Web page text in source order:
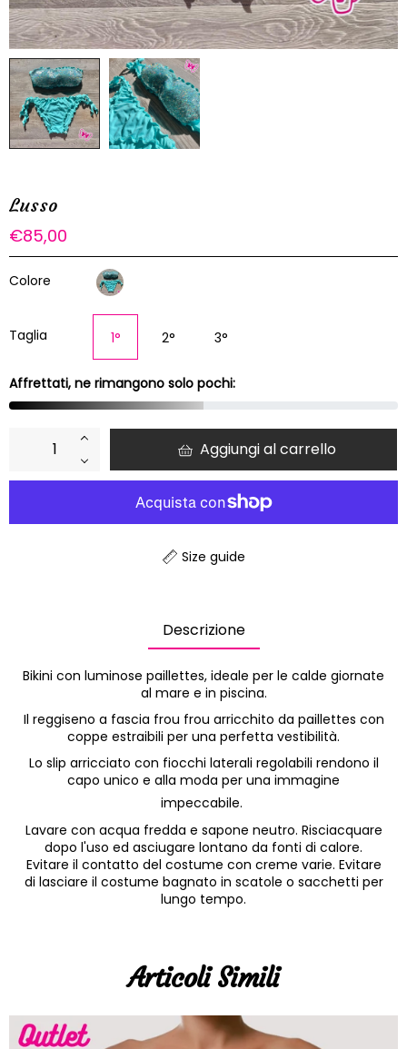
Lusso
Prezzo
€85,00
Colore
Taglia 1° 2° 3°
Affrettati, ne rimangono solo pochi:
−
+ Aggiungi al carrello
Size guide
Descrizione
Bikini con luminose paillettes, ideale per le calde giornate
al mare e in piscina.
Il reggiseno a fascia frou frou arricchito da paillettes con
coppe estraibili per una perfetta vestibilità.
Lo slip arricciato con fiocchi laterali regolabili rendono il
capo unico e alla moda per una immagine
impeccabile.
Lavare con acqua fredda e sapone neutro. Risciacquare
dopo l'uso ed asciugare lontano da fonti di calore.
Evitare il contatto del costume con creme varie. Evitare
di lasciare il costume bagnato in scatole o sacchetti per
lungo tempo.
Articoli Simili